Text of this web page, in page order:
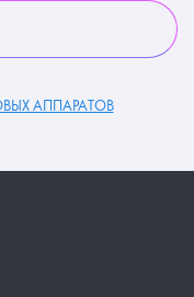
АППАРАТОВ